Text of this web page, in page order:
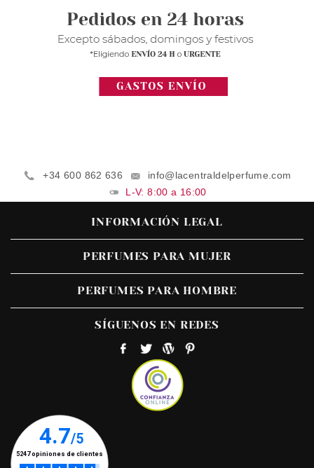
+34 600 862 636
info@lacentraldelperfume.com
L-V: 8:00 a 16:00
INFORMACIÓN LEGAL
PERFUMES PARA MUJER
PERFUMES PARA HOMBRE
SÍGUENOS EN REDES